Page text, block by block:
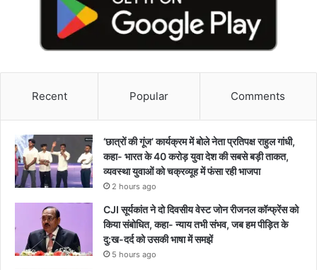
Recent Popular Comments
‘छात्रों की गूंज’ कार्यक्रम में बोले नेता प्रतिपक्ष राहुल गांधी,
कहा- भारत के 40 करोड़ युवा देश की सबसे बड़ी ताकत,
व्यवस्था युवाओं को चक्रव्यूह में फंसा रही भाजपा
2 hours ago
CJI सूर्यकांत ने दो दिवसीय वेस्ट जोन रीजनल कॉन्फ्रेंस को
किया संबोधित, कहा- न्याय तभी संभव, जब हम पीड़ित के
दु:ख-दर्द को उसकी भाषा में समझें
5 hours ago